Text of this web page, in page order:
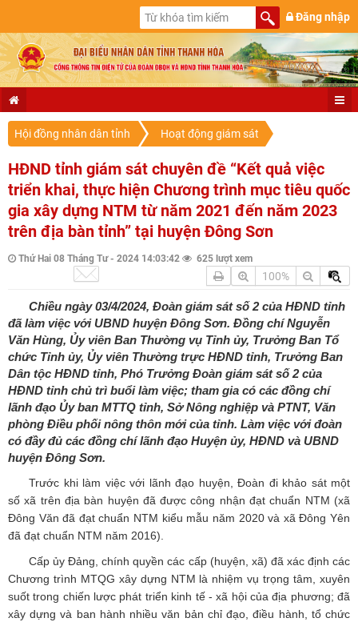
Đăng nhập
Hội đồng nhân dân tỉnh Hoạt động giám sát
HĐND tỉnh giám sát chuyên đề “Kết quả việc
triển khai, thực hiện Chương trình mục tiêu quốc
gia xây dựng NTM từ năm 2021 đến năm 2023
trên địa bàn tỉnh” tại huyện Đông Sơn
Thứ Hai 08 Tháng Tư - 2024 14:03:42 625 lượt xem
100%
Chiều ngày 03/4/2024, Đoàn giám sát số 2 của HĐND tỉnh
đã làm việc với UBND huyện Đông Sơn. Đồng chí Nguyễn
Văn Hùng, Ủy viên Ban Thường vụ Tỉnh ủy, Trưởng Ban Tổ
chức Tỉnh ủy, Ủy viên Thường trực HĐND tỉnh, Trưởng Ban
Dân tộc HĐND tỉnh, Phó Trưởng Đoàn giám sát số 2 của
HĐND tỉnh chủ trì buổi làm việc; tham gia có các đồng chí
lãnh đạo Ủy ban MTTQ tỉnh, Sở Nông nghiệp và PTNT, Văn
phòng Điều phối nông thôn mới của tỉnh. Làm việc với đoàn
có đầy đủ các đồng chí lãnh đạo Huyện ủy, HĐND và UBND
huyện Đông Sơn.
Trước khi làm việc với lãnh đạo huyện, Đoàn đi khảo sát một
số xã trên địa bàn huyện đã được công nhận đạt chuẩn NTM (xã
Đông Văn đã đạt chuẩn NTM kiểu mẫu năm 2020 và xã Đông Yên
đã đạt chuẩn NTM năm 2016).
Cấp ủy Đảng, chính quyền các cấp (huyện, xã) đã xác định các
Chương trình MTQG xây dựng NTM là nhiệm vụ trọng tâm, xuyên
suốt trong chiến lược phát triển kinh tế - xã hội của địa phương; đã
xây dựng và ban hành nhiều văn bản chỉ đạo, điều hành, tổ chức